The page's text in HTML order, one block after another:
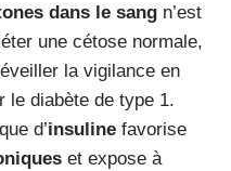
dans le sang n’est
une cétose normale,
la vigilance en
le diabète de type 1.
d’insuline favorise
et expose à